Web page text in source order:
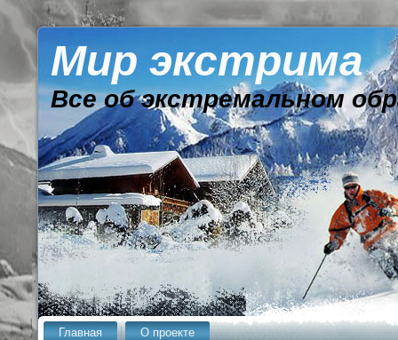
Мир экстрима
Все об экстремальном
Главная О проекте